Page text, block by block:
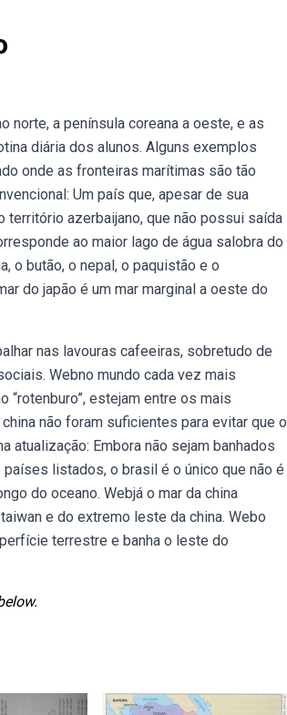
norte, a península coreana a oeste, e as
diária dos alunos. Alguns exemplos
onde as fronteiras marítimas são tão
Um país que, apesar de sua
território azerbaijano, que não possui saída
ao maior lago de água salobra do
o butão, o nepal, o paquistão e o
do japão é um mar marginal a oeste do
nas lavouras cafeeiras, sobretudo de
Webno mundo cada vez mais
“rotenburo”, estejam entre os mais
não foram suficientes para evitar que o
atualização: Embora não sejam banhados
listados, o brasil é o único que não é
do oceano. Webjá o mar da china
e do extremo leste da china. Webo
terrestre e banha o leste do